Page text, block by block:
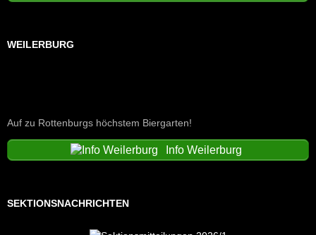
WEILERBURG
Auf zu Rottenburgs höchstem Biergarten!
Info Weilerburg
SEKTIONSNACHRICHTEN